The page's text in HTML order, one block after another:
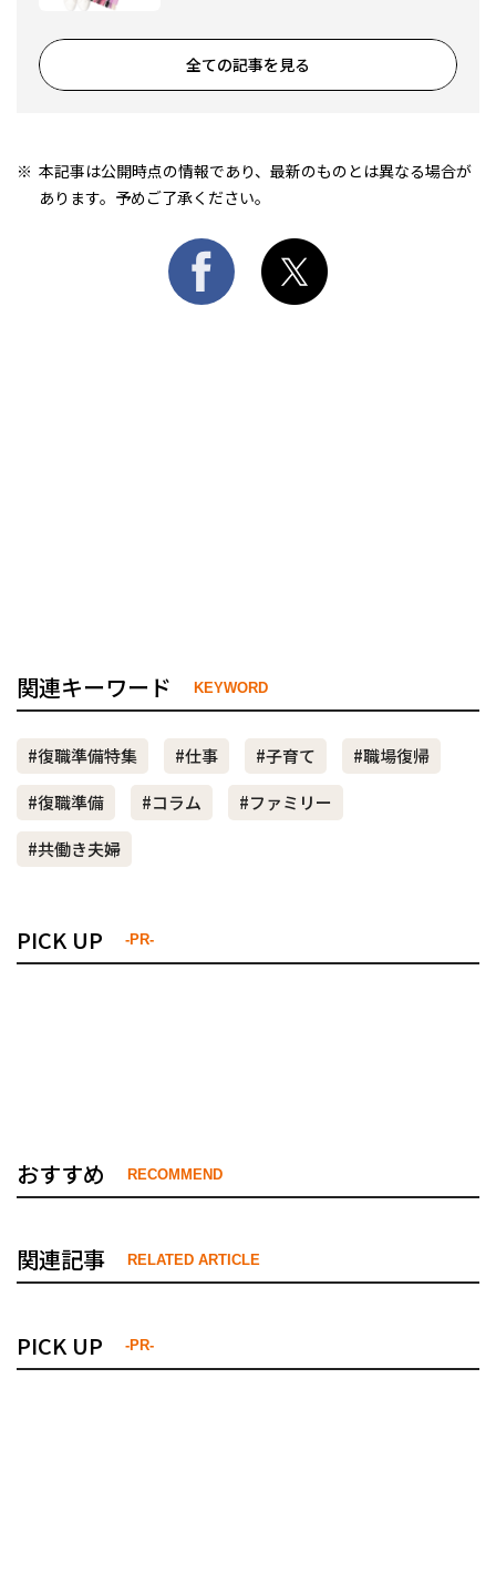
全ての記事を見る
本記事は公開時点の情報であり、最新のものとは異なる場合が
あります。予めご了承ください。
関連キーワード KEYWORD
#復職準備特集 #仕事 #子育て
#職場復帰
#復職準備
#コラム
#ファミリー
#共働き夫婦
PICK UP -PR-
おすすめ RECOMMEND
関連記事 RELATED ARTICLE
PICK UP -PR-